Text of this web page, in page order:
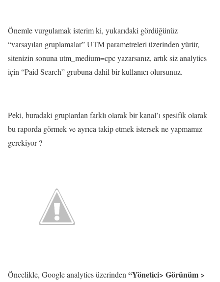
Önemle vurgulamak isterim ki, yukarıdaki gördüğünüz
“varsayılan gruplamalar” UTM parametreleri üzerinden yürür,
sitenizin sonuna utm_medium=cpc yazarsanız, artık siz analytics
için “Paid Search” grubuna dahil bir kullanıcı olursunuz.
Peki, buradaki gruplardan farklı olarak bir kanal’ı spesifik olarak
bu raporda görmek ve ayrıca takip etmek istersek ne yapmamız
gerekiyor ?
Öncelikle, Google analytics üzerinden “Yönetici> Görünüm >